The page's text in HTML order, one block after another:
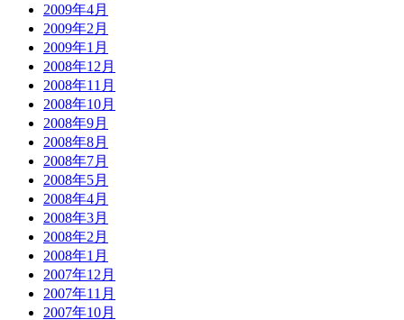
2009年4月
2009年2月
2009年1月
2008年12月
2008年11月
2008年10月
2008年9月
2008年8月
2008年7月
2008年5月
2008年4月
2008年3月
2008年2月
2008年1月
2007年12月
2007年11月
2007年10月